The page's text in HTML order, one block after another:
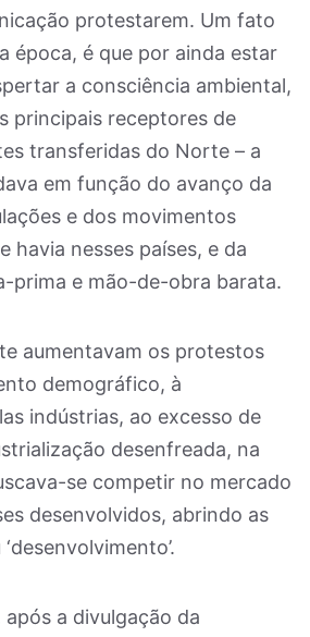
protestarem. Um fato
época, é que por ainda estar
a consciência ambiental,
principais receptores de
transferidas do Norte – a
em função do avanço da
e dos movimentos
havia nesses países, e da
prima e mão-de-obra barata.
aumentavam os protestos
demográfico, à
indústrias, ao excesso de
desenfreada, na
se competir no mercado
desenvolvidos, abrindo as
a divulgação da